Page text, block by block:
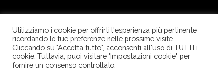
© Copyright Dolcezze di Ferrentino A. - P.IVA
IT02609400656 - Tutti i diritti riservati.
Corso Palatucci, 65 - 84013 Cava de’ Tirreni (SA) -
Utilizziamo i cookie per offrirti l'esperienza più pertinente
ricordando le tue preferenze nelle prossime visite.
Cliccando su "Accetta tutto", acconsenti all'uso di TUTTI i
cookie. Tuttavia, puoi visitare "Impostazioni cookie" per
fornire un consenso controllato.